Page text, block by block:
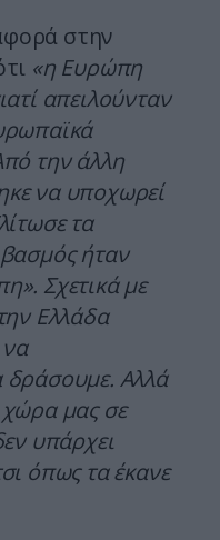
στην
«η Ευρώπη
απειλούνταν
την άλλη
να υποχωρεί
τα
ήταν
Σχετικά με
Ελλάδα
να
δράσουμε. Αλλά
μας σε
υπάρχει
όπως τα έκανε